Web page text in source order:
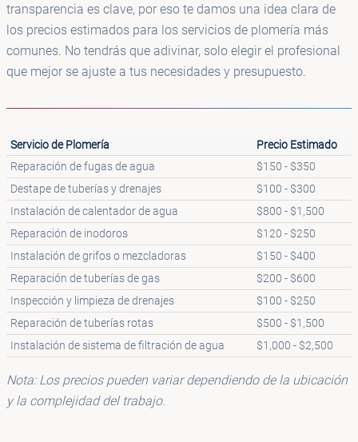
transparencia es clave, por eso te damos una idea clara de
los precios estimados para los servicios de plomería más
comunes. No tendrás que adivinar, solo elegir el profesional
que mejor se ajuste a tus necesidades y presupuesto.
Servicio de Plomería Precio Estimado
Reparación de fugas de agua
$150 - $350
Destape de tuberías y drenajes
$100 - $300
Instalación de calentador de agua
$800 - $1,500
Reparación de inodoros
$120 - $250
Instalación de grifos o mezcladoras
$150 - $400
Reparación de tuberías de gas
$200 - $600
Inspección y limpieza de drenajes
$100 - $250
Reparación de tuberías rotas
$500 - $1,500
Instalación de sistema de filtración de agua
$1,000 - $2,500
Nota: Los precios pueden variar dependiendo de la ubicación
y la complejidad del trabajo.